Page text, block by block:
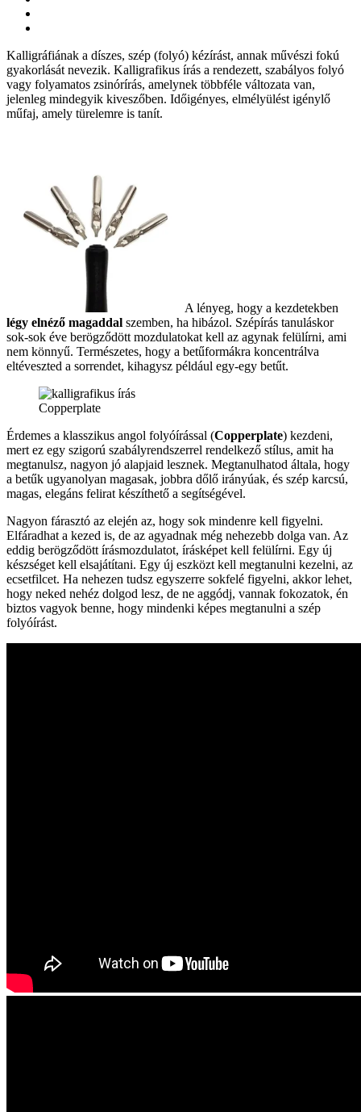
Kalligráfiának a díszes, szép (folyó) kézírást, annak művészi fokú
gyakorlását nevezik. Kalligrafikus írás a rendezett, szabályos folyó
vagy folyamatos zsinórírás, amelynek többféle változata van,
jelenleg mindegyik kiveszőben. Időigényes, elmélyülést igénylő
műfaj, amely türelemre is tanít.
A lényeg, hogy a kezdetekben
légy elnéző magaddal szemben, ha hibázol. Szépírás tanuláskor
sok-sok éve berögződött mozdulatokat kell az agynak felülírni, ami
nem könnyű. Természetes, hogy a betűformákra koncentrálva
eltéveszted a sorrendet, kihagysz például egy-egy betűt.
Copperplate
Érdemes a klasszikus angol folyóírással (Copperplate) kezdeni,
mert ez egy szigorú szabályrendszerrel rendelkező stílus, amit ha
megtanulsz, nagyon jó alapjaid lesznek. Megtanulhatod általa, hogy
a betűk ugyanolyan magasak, jobbra dőlő irányúak, és szép karcsú,
magas, elegáns felirat készíthető a segítségével.
Nagyon fárasztó az elején az, hogy sok mindenre kell figyelni.
Elfáradhat a kezed is, de az agyadnak még nehezebb dolga van. Az
eddig berögződött írásmozdulatot, írásképet kell felülírni. Egy új
készséget kell elsajátítani. Egy új eszközt kell megtanulni kezelni, az
ecsetfilcet. Ha nehezen tudsz egyszerre sokfelé figyelni, akkor lehet,
hogy neked nehéz dolgod lesz, de ne aggódj, vannak fokozatok, én
biztos vagyok benne, hogy mindenki képes megtanulni a szép
folyóírást.